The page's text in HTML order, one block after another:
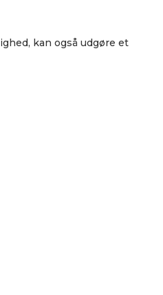
kan også udgøre et